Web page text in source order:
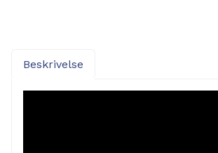
Beskrivelse